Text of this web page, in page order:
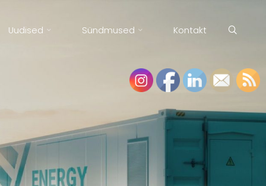
Uudised Sündmused Kontakt